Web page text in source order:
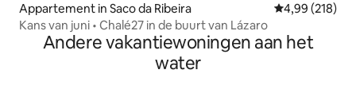
Appartement in Saco da Ribeira Gemiddelde
4,99 (218)
Kans van juni • Chalé27 in de buurt van Lázaro
Andere vakantiewoningen aan het
water